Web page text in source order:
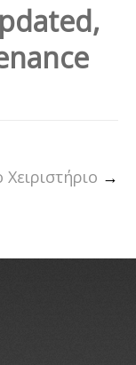
Χειριστήριο →